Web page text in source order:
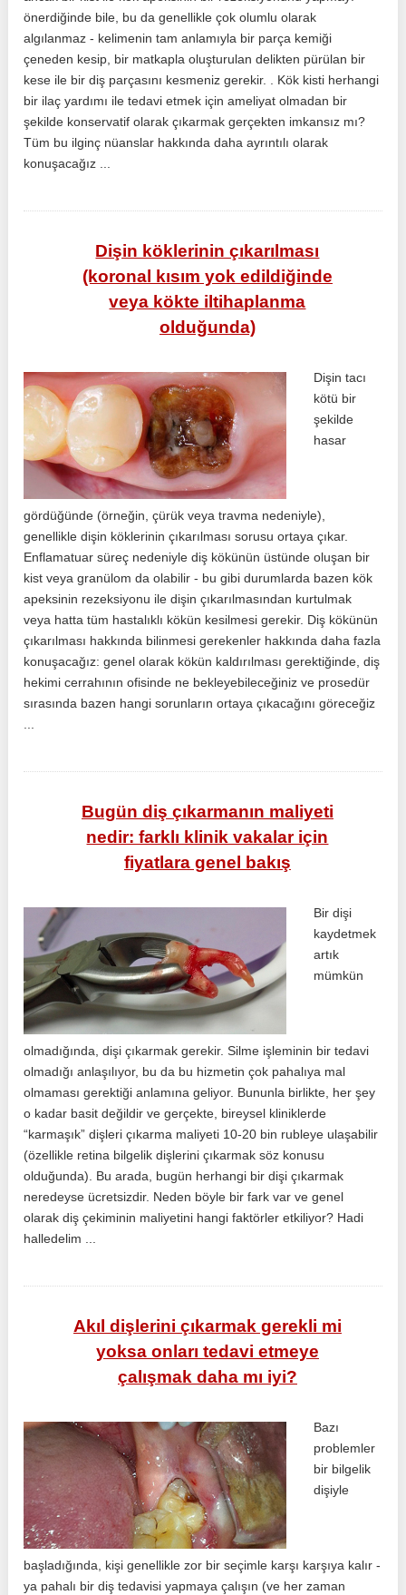
önerdiğinde bile, bu da genellikle çok olumlu olarak
algılanmaz - kelimenin tam anlamıyla bir parça kemiği
çeneden kesip, bir matkapla oluşturulan delikten pürülan bir
kese ile bir diş parçasını kesmeniz gerekir. . Kök kisti herhangi
bir ilaç yardımı ile tedavi etmek için ameliyat olmadan bir
şekilde konservatif olarak çıkarmak gerçekten imkansız mı?
Tüm bu ilginç nüanslar hakkında daha ayrıntılı olarak
konuşacağız ...
Dişin köklerinin çıkarılması
(koronal kısım yok edildiğinde
veya kökte iltihaplanma
olduğunda)
Dişin tacı
kötü bir
şekilde
hasar
gördüğünde (örneğin, çürük veya travma nedeniyle),
genellikle dişin köklerinin çıkarılması sorusu ortaya çıkar.
Enflamatuar süreç nedeniyle diş kökünün üstünde oluşan bir
kist veya granülom da olabilir - bu gibi durumlarda bazen kök
apeksinin rezeksiyonu ile dişin çıkarılmasından kurtulmak
veya hatta tüm hastalıklı kökün kesilmesi gerekir. Diş kökünün
çıkarılması hakkında bilinmesi gerekenler hakkında daha fazla
konuşacağız: genel olarak kökün kaldırılması gerektiğinde, diş
hekimi cerrahının ofisinde ne bekleyebileceğiniz ve prosedür
sırasında bazen hangi sorunların ortaya çıkacağını göreceğiz
Bugün diş çıkarmanın maliyeti
nedir: farklı klinik vakalar için
fiyatlara genel bakış
Bir dişi
kaydetmek
artık
mümkün
olmadığında, dişi çıkarmak gerekir. Silme işleminin bir tedavi
olmadığı anlaşılıyor, bu da bu hizmetin çok pahalıya mal
olmaması gerektiği anlamına geliyor. Bununla birlikte, her şey
o kadar basit değildir ve gerçekte, bireysel kliniklerde
“karmaşık” dişleri çıkarma maliyeti 10-20 bin rubleye ulaşabilir
(özellikle retina bilgelik dişlerini çıkarmak söz konusu
olduğunda). Bu arada, bugün herhangi bir dişi çıkarmak
neredeyse ücretsizdir. Neden böyle bir fark var ve genel
olarak diş çekiminin maliyetini hangi faktörler etkiliyor? Hadi
halledelim ...
Akıl dişlerini çıkarmak gerekli mi
yoksa onları tedavi etmeye
çalışmak daha mı iyi?
Bazı
problemler
bir bilgelik
dişiyle
başladığında, kişi genellikle zor bir seçimle karşı karşıya kalır -
ya pahalı bir diş tedavisi yapmaya çalışın (ve her zaman